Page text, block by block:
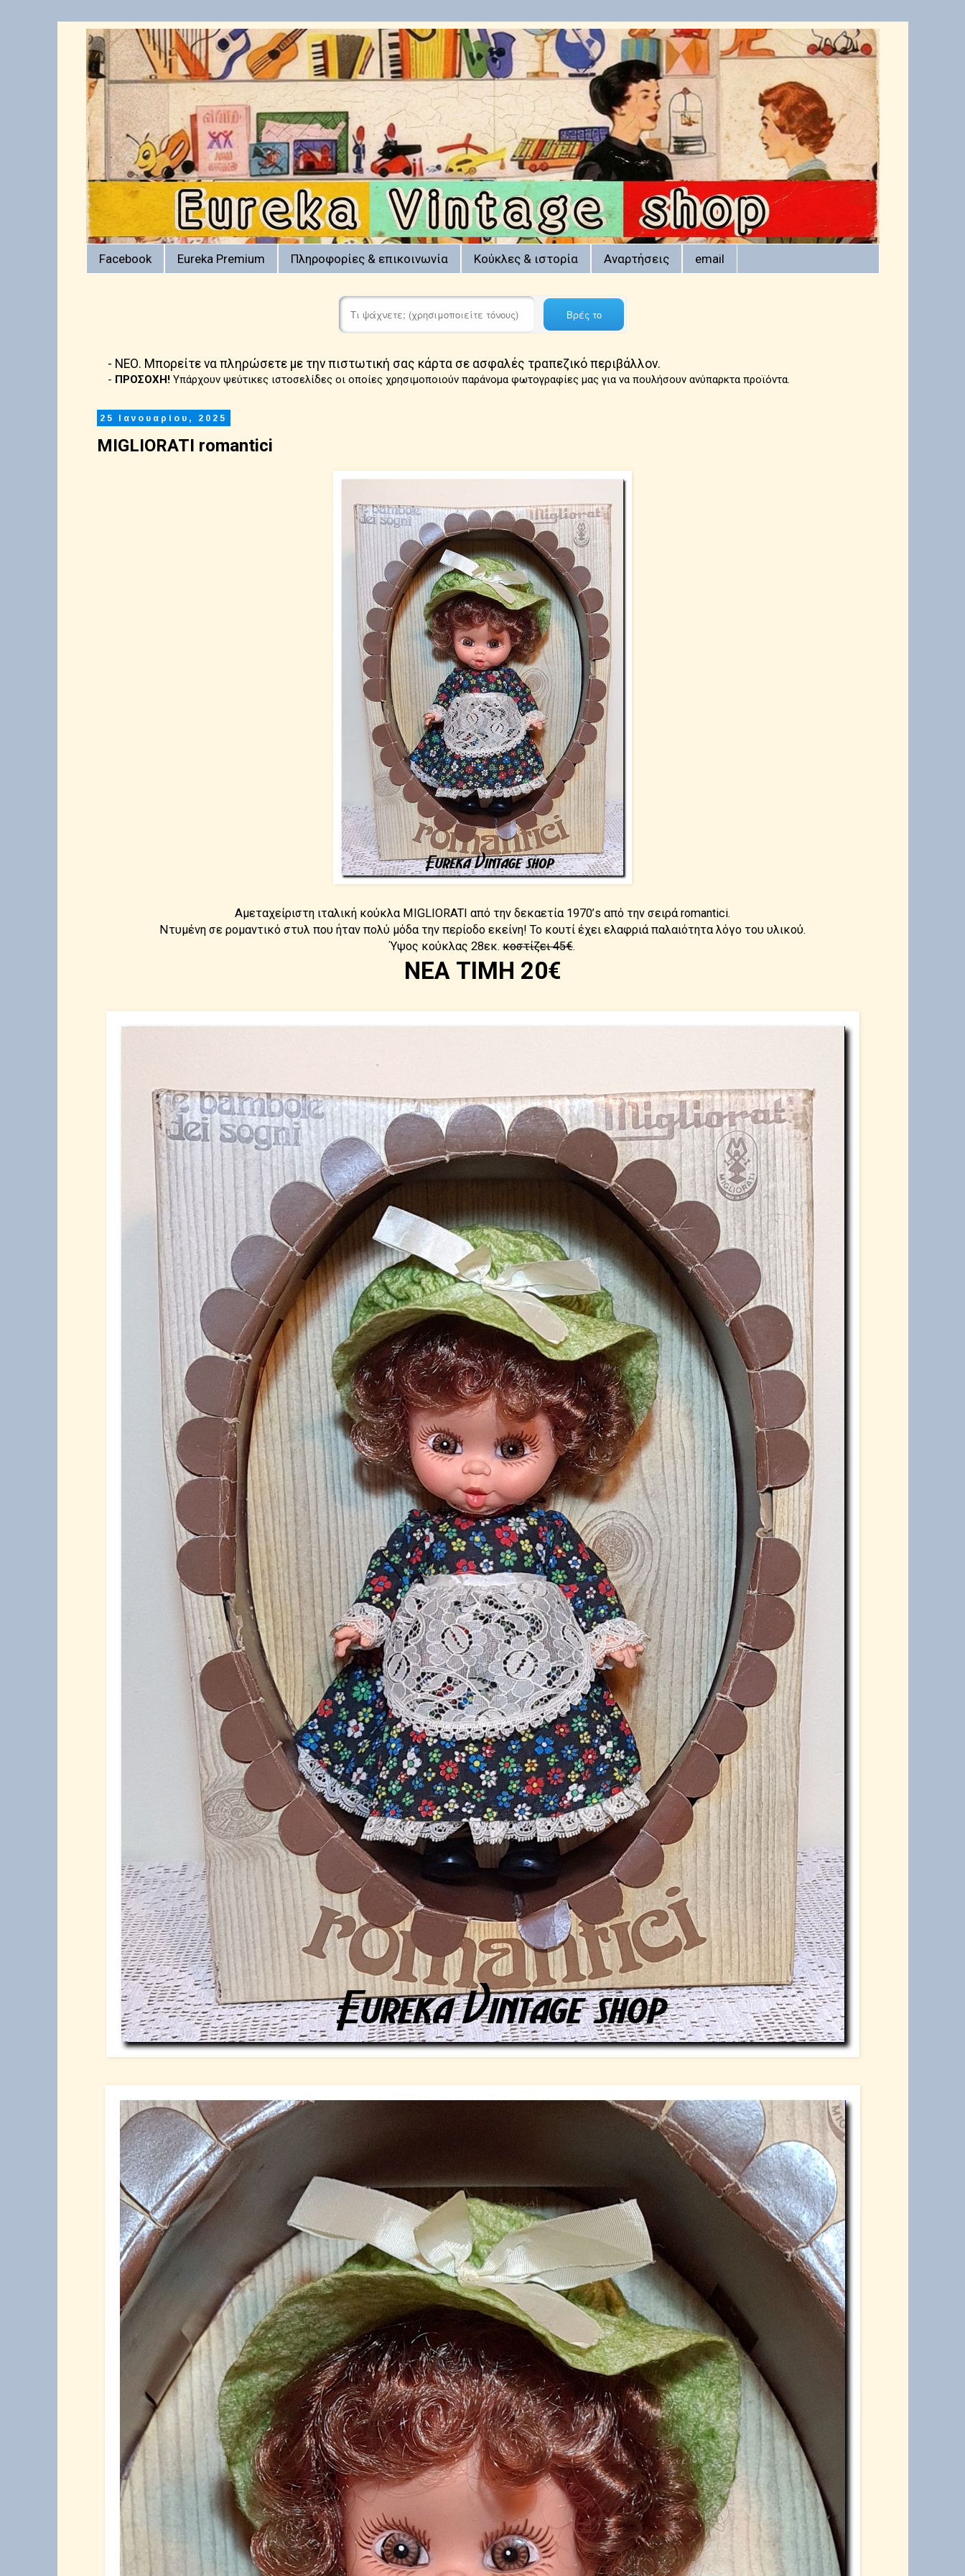
Facebook Eureka Premium Πληροφορίες & επικοινωνία Κούκλες & ιστορία Αναρτήσεις email
- ΝΕΟ. Μπορείτε να πληρώσετε με την πιστωτική σας κάρτα σε ασφαλές τραπεζικό περιβάλλον.
- ΠΡΟΣΟΧΗ! Υπάρχουν ψεύτικες ιστοσελίδες οι οποίες χρησιμοποιούν παράνομα φωτογραφίες μας για να πουλήσουν ανύπαρκτα προϊόντα.
25 Ιανουαρίου, 2025
MIGLIORATI romantici
Αμεταχείριστη ιταλική κούκλα MIGLIORATI από την δεκαετία 1970’s από την σειρά romantici.
Ντυμένη σε ρομαντικό στυλ που ήταν πολύ μόδα την περίοδο εκείνη! Το κουτί έχει ελαφριά παλαιότητα λόγο του υλικού.
Ύψος κούκλας 28εκ. κοστίζει 45€.
ΝΕΑ ΤΙΜΗ 20€